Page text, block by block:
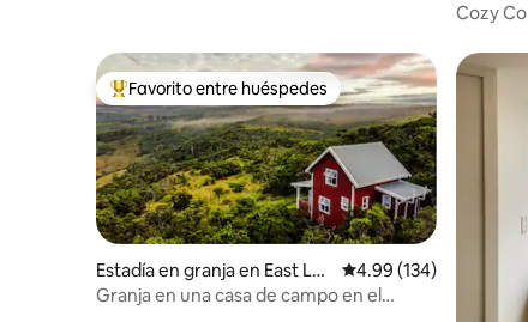
Cozy
Favorito entre huéspedes preferido
Favorito entre huéspedes
Estadía en granja en East Lo
ndon
Calificación
4.99 (134)
Granja en una casa de campo en el